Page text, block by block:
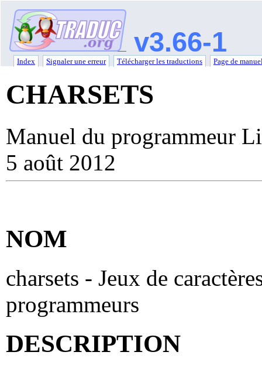
v3.66-1
Index Signaler une erreur Télécharger les traductions Page de
CHARSETS
Manuel du programmeur
5 août 2012
NOM
charsets - Jeux de
programmeurs
DESCRIPTION